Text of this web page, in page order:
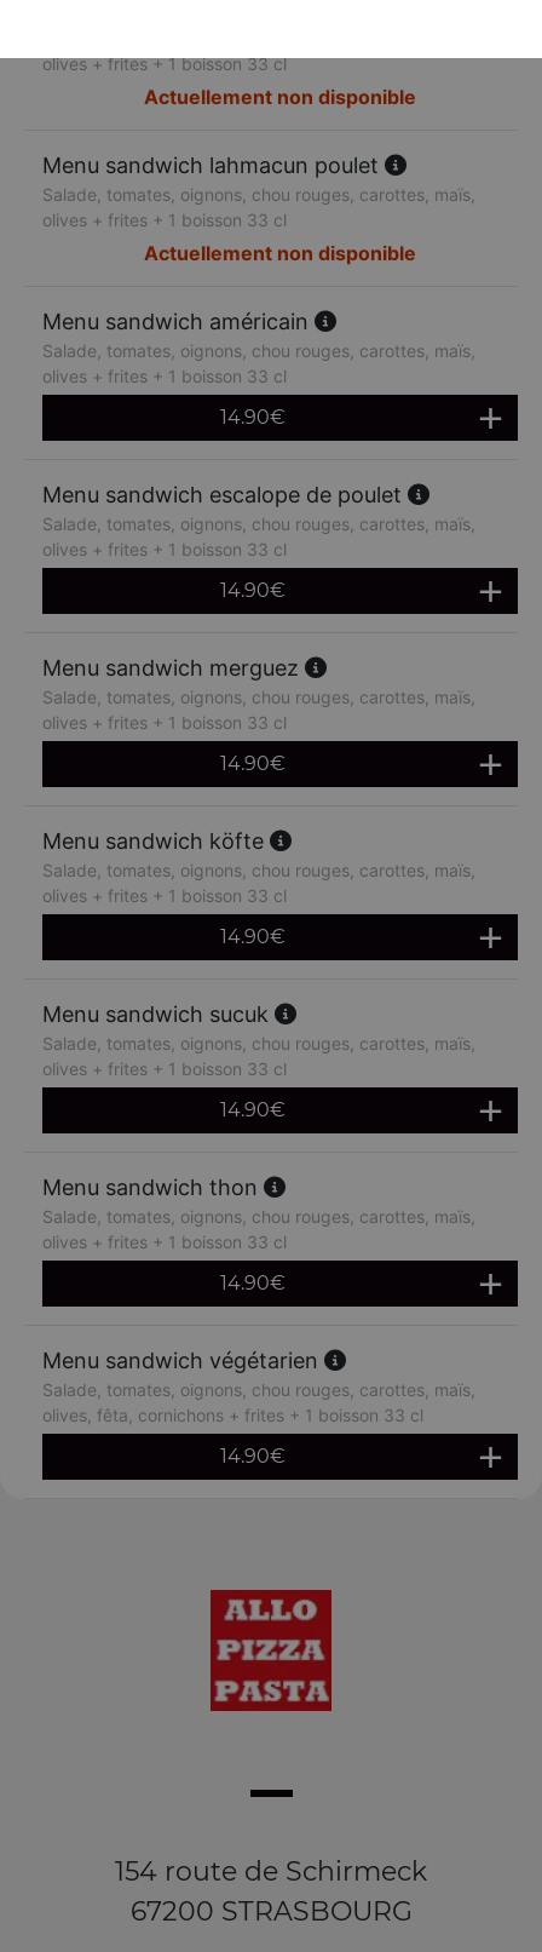
olives + frites + 1 boisson 33 cl
Actuellement non disponible
Menu sandwich lahmacun poulet
Salade, tomates, oignons, chou rouges, carottes, maïs,
olives + frites + 1 boisson 33 cl
Actuellement non disponible
Menu sandwich américain
Salade, tomates, oignons, chou rouges, carottes, maïs,
olives + frites + 1 boisson 33 cl
14.90€
Menu sandwich escalope de poulet
Salade, tomates, oignons, chou rouges, carottes, maïs,
olives + frites + 1 boisson 33 cl
14.90€
Menu sandwich merguez
Salade, tomates, oignons, chou rouges, carottes, maïs,
olives + frites + 1 boisson 33 cl
14.90€
Menu sandwich köfte
Salade, tomates, oignons, chou rouges, carottes, maïs,
olives + frites + 1 boisson 33 cl
14.90€
Menu sandwich sucuk
Salade, tomates, oignons, chou rouges, carottes, maïs,
olives + frites + 1 boisson 33 cl
14.90€
Menu sandwich thon
Salade, tomates, oignons, chou rouges, carottes, maïs,
olives + frites + 1 boisson 33 cl
14.90€
Menu sandwich végétarien
Salade, tomates, oignons, chou rouges, carottes, maïs,
olives, fêta, cornichons + frites + 1 boisson 33 cl
14.90€
154 route de Schirmeck
67200 STRASBOURG